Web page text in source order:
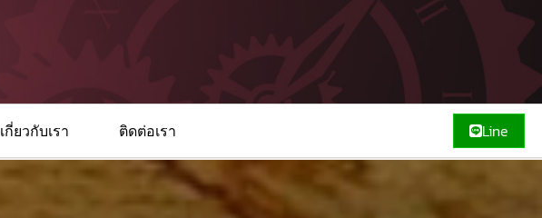
เกี่ยวกับเรา ติดต่อเรา Line